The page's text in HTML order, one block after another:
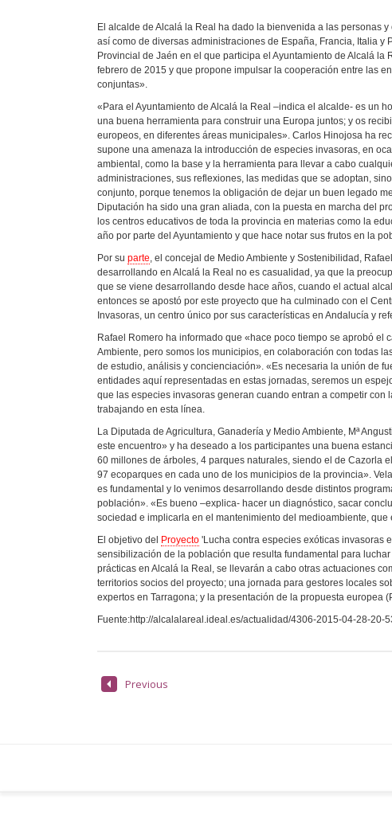
El alcalde de Alcalá la Real ha dado la bienvenida a las personas
así como de diversas administraciones de España, Francia, Italia
Provincial de Jaén en el que participa el Ayuntamiento de Alcalá
febrero de 2015 y que propone impulsar la cooperación entre las
conjuntas».
«Para el Ayuntamiento de Alcalá la Real –indica el alcalde- es un
una buena herramienta para construir una Europa juntos; y os
europeos, en diferentes áreas municipales». Carlos Hinojosa ha
supone una amenaza la introducción de especies invasoras, en
ambiental, como la base y la herramienta para llevar a cabo
administraciones, sus reflexiones, las medidas que se adoptan,
conjunto, porque tenemos la obligación de dejar un buen legado
Diputación ha sido una gran aliada, con la puesta en marcha del
los centros educativos de toda la provincia en materias como la
año por parte del Ayuntamiento y que hace notar sus frutos en la
Por su parte, el concejal de Medio Ambiente y Sostenibilidad,
desarrollando en Alcalá la Real no es casualidad, ya que la
que se viene desarrollando desde hace años, cuando el actual
entonces se apostó por este proyecto que ha culminado con el
Invasoras, un centro único por sus características en Andalucía y
Rafael Romero ha informado que «hace poco tiempo se aprobó
Ambiente, pero somos los municipios, en colaboración con todas
de estudio, análisis y concienciación». «Es necesaria la unión de
entidades aquí representadas en estas jornadas, seremos un
que las especies invasoras generan cuando entran a competir
trabajando en esta línea.
La Diputada de Agricultura, Ganadería y Medio Ambiente, Mª
este encuentro» y ha deseado a los participantes una buena
60 millones de árboles, 4 parques naturales, siendo el de Cazorla
97 ecoparques en cada uno de los municipios de la provincia».
es fundamental y lo venimos desarrollando desde distintos
población». «Es bueno –explica- hacer un diagnóstico, sacar
sociedad e implicarla en el mantenimiento del medioambiente,
El objetivo del
Proyecto 'Lucha contra especies exóticas invasoras
sensibilización de la población que resulta fundamental para
prácticas en Alcalá la Real, se llevarán a cabo otras actuaciones
territorios socios del proyecto; una jornada para gestores locales
expertos en Tarragona; y la presentación de la propuesta europea
Fuente:http://alcalalareal.ideal.es/actualidad/4306-2015-04-28-20-
Previous